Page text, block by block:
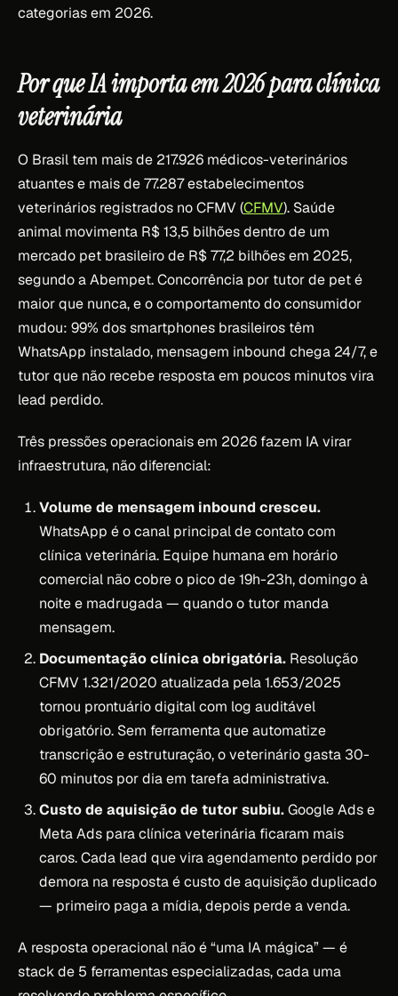
categorias em 2026.
Por que IA importa em 2026 para clínica
veterinária
O Brasil tem mais de 217.926 médicos-veterinários
atuantes e mais de 77.287 estabelecimentos
veterinários registrados no CFMV (CFMV). Saúde
animal movimenta R$ 13,5 bilhões dentro de um
mercado pet brasileiro de R$ 77,2 bilhões em 2025,
segundo a Abempet. Concorrência por tutor de pet é
maior que nunca, e o comportamento do consumidor
mudou: 99% dos smartphones brasileiros têm
WhatsApp instalado, mensagem inbound chega 24/7, e
tutor que não recebe resposta em poucos minutos vira
lead perdido.
Três pressões operacionais em 2026 fazem IA virar
infraestrutura, não diferencial:
Volume de mensagem inbound cresceu.
WhatsApp é o canal principal de contato com
clínica veterinária. Equipe humana em horário
comercial não cobre o pico de 19h-23h, domingo à
noite e madrugada — quando o tutor manda
mensagem.
Documentação clínica obrigatória. Resolução
CFMV 1.321/2020 atualizada pela 1.653/2025
tornou prontuário digital com log auditável
obrigatório. Sem ferramenta que automatize
transcrição e estruturação, o veterinário gasta 30-
60 minutos por dia em tarefa administrativa.
Custo de aquisição de tutor subiu.Google Ads e
Meta Ads para clínica veterinária ficaram mais
caros. Cada lead que vira agendamento perdido por
demora na resposta é custo de aquisição duplicado
— primeiro paga a mídia, depois perde a venda.
A resposta operacional não é “uma IA mágica” — é
stack de 5 ferramentas especializadas, cada uma